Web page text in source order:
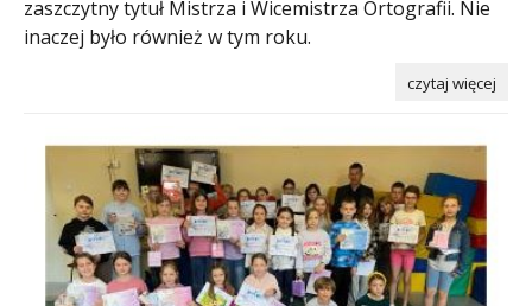
zaszczytny tytuł Mistrza i Wicemistrza Ortografii. Nie
inaczej było również w tym roku.
czytaj więcej